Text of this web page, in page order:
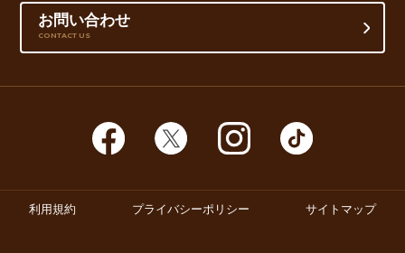
お問い合わせ
CONTACT US
利用規約 プライバシーポリシー サイトマップ